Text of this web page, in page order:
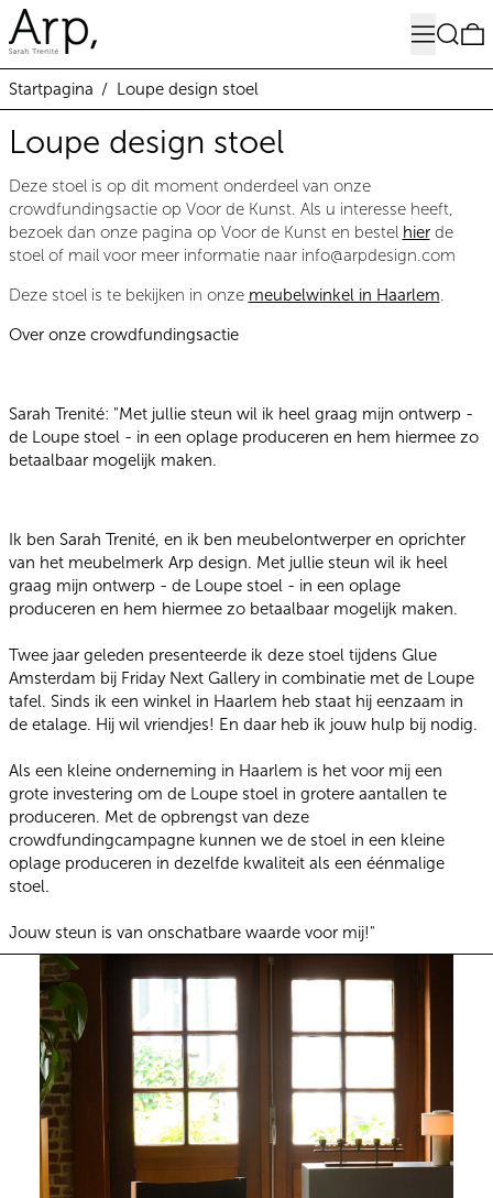
MenuZoeken
Startpagina / Loupe design stoel
Loupe design stoel
Deze stoel is op dit moment onderdeel van onze
crowdfundingsactie op Voor de Kunst. Als u interesse heeft,
bezoek dan onze pagina op Voor de Kunst en bestel hier de
stoel of mail voor meer informatie naar info@arpdesign.com
Deze stoel is te bekijken in onze meubelwinkel in Haarlem.
Over onze crowdfundingsactie
Sarah Trenité: "Met jullie steun wil ik heel graag mijn ontwerp -
de Loupe stoel - in een oplage produceren en hem hiermee zo
betaalbaar mogelijk maken.
Ik ben Sarah Trenité, en ik ben meubelontwerper en oprichter
van het meubelmerk Arp design. Met jullie steun wil ik heel
graag mijn ontwerp - de Loupe stoel - in een oplage
produceren en hem hiermee zo betaalbaar mogelijk maken.
Twee jaar geleden presenteerde ik deze stoel tijdens Glue
Amsterdam bij Friday Next Gallery in combinatie met de Loupe
tafel. Sinds ik een winkel in Haarlem heb staat hij eenzaam in
de etalage. Hij wil vriendjes! En daar heb ik jouw hulp bij nodig.
Als een kleine onderneming in Haarlem is het voor mij een
grote investering om de Loupe stoel in grotere aantallen te
produceren. Met de opbrengst van deze
crowdfundingcampagne kunnen we de stoel in een kleine
oplage produceren in dezelfde kwaliteit als een éénmalige
stoel.
Jouw steun is van onschatbare waarde voor mij!"
Loupe design stoel noten